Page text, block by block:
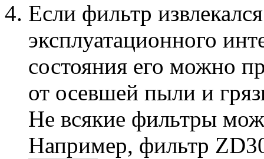
Если фильтр
эксплуатационного
состояния его можно
от осевшей пыли и
Не всякие фильтры
Например, фильтр